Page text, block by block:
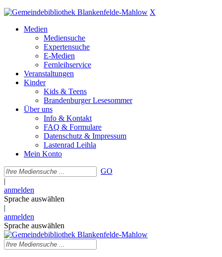
X
Medien
Mediensuche
Expertensuche
E-Medien
Fernleihservice
Veranstaltungen
Kinder
Kids & Teens
Brandenburger Lesesommer
Über uns
Info & Kontakt
FAQ & Formulare
Datenschutz & Impressum
Lastenrad Leihla
Mein Konto
GO
|
anmelden
Sprache auswählen
|
anmelden
Sprache auswählen